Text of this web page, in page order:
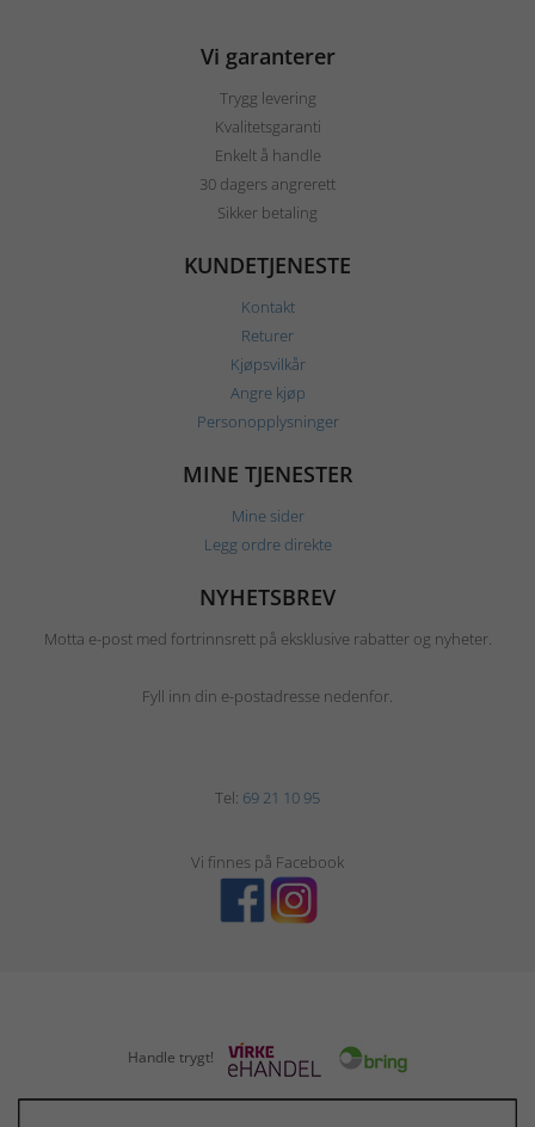
Vi garanterer
Trygg levering
Kvalitetsgaranti
Enkelt å handle
30 dagers angrerett
Sikker betaling
KUNDETJENESTE
Kontakt
Returer
Kjøpsvilkår
Angre kjøp
Personopplysninger
MINE TJENESTER
Mine sider
Legg ordre direkte
NYHETSBREV
Motta e-post med fortrinnsrett på eksklusive rabatter og nyheter.
Fyll inn din e-postadresse nedenfor.
Tel: 69 21 10 95
Vi finnes på Facebook
Handle trygt!